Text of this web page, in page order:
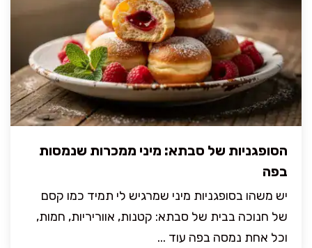
הסופגניות של סבתא: מיני ממכרות שנמסות
בפה
יש משהו בסופגניות מיני שמרגיש לי תמיד כמו קסם
של חנוכה בבית של סבתא: קטנות, אווריריות, חמות,
וכל אחת נמסה בפה עוד ...